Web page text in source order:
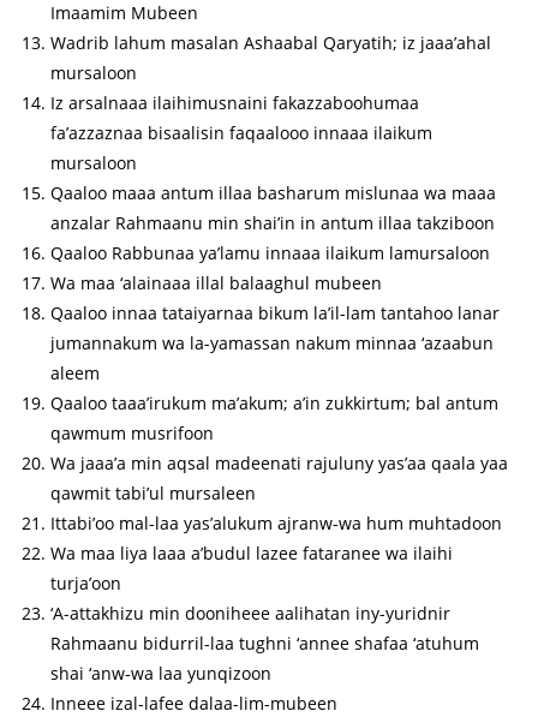
Imaamim Mubeen
Wadrib lahum masalan Ashaabal Qaryatih; iz jaaa’ahal
mursaloon
Iz arsalnaaa ilaihimusnaini fakazzaboohumaa
fa’azzaznaa bisaalisin faqaalooo innaaa ilaikum
mursaloon
Qaaloo maaa antum illaa basharum mislunaa wa maaa
anzalar Rahmaanu min shai’in in antum illaa takziboon
Qaaloo Rabbunaa ya’lamu innaaa ilaikum lamursaloon
Wa maa ‘alainaaa illal balaaghul mubeen
Qaaloo innaa tataiyarnaa bikum la’il-lam tantahoo lanar
jumannakum wa la-yamassan nakum minnaa ‘azaabun
aleem
Qaaloo taaa’irukum ma’akum; a’in zukkirtum; bal antum
qawmum musrifoon
Wa jaaa’a min aqsal madeenati rajuluny yas’aa qaala yaa
qawmit tabi’ul mursaleen
Ittabi’oo mal-laa yas’alukum ajranw-wa hum muhtadoon
Wa maa liya laaa a’budul lazee fataranee wa ilaihi
turja’oon
‘A-attakhizu min dooniheee aalihatan iny-yuridnir
Rahmaanu bidurril-laa tughni ‘annee shafaa ‘atuhum
shai ‘anw-wa laa yunqizoon
Inneee izal-lafee dalaa-lim-mubeen